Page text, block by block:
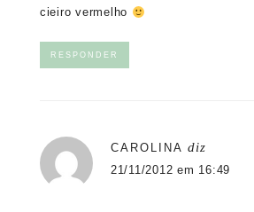
cieiro vermelho
RESPONDER
CAROLINA diz
21/11/2012 em 16:49